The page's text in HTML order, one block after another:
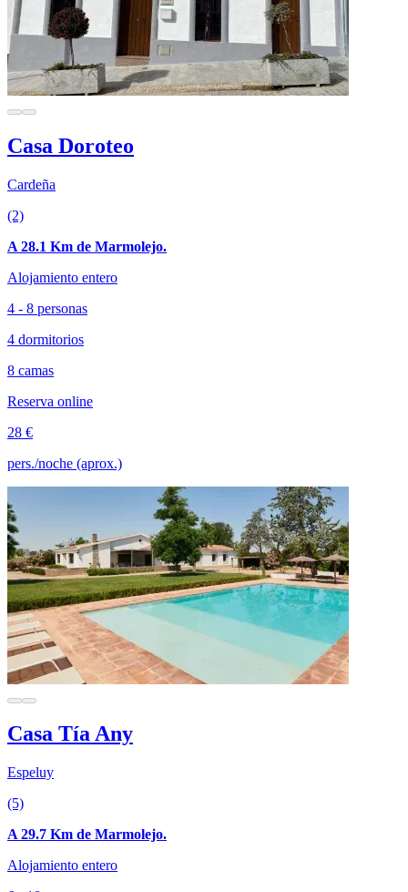
Casa Doroteo
Cardeña
(2)
A 28.1 Km de Marmolejo.
Alojamiento entero
4 - 8 personas
4 dormitorios
8 camas
Reserva online
28 €
pers./noche (aprox.)
Casa Tía Any
Espeluy
(5)
A 29.7 Km de Marmolejo.
Alojamiento entero